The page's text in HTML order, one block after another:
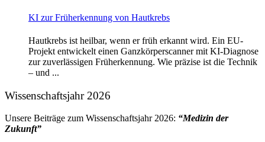
KI zur Früherkennung von Hautkrebs
Hautkrebs ist heilbar, wenn er früh erkannt wird. Ein EU-
Projekt entwickelt einen Ganzkörperscanner mit KI-Diagnose
zur zuverlässigen Früherkennung. Wie präzise ist die Technik
– und ...
Wissenschaftsjahr 2026
Unsere Beiträge zum Wissenschaftsjahr 2026: “Medizin der
Zukunft”